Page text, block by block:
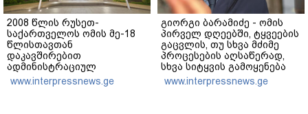
2008 წლის რუსეთ-
საქართველოს ომის მე-18
წლისთავთან
დაკავშირებით
ადმინისტრაციულ
შენობებზე სახელმწიფო
დროშები დაეშვა
www.interpressnews.ge
გიორგი ბარამიძე - ომის
პირველ დღეებში, ტყვეების
გაცვლის, თუ სხვა მძიმე
პროცესების აღსაწერად,
სხვა სიტყვის გამოყენება
აჯობებდა - არასდროს
მითქვამს, რომ ჩვენები
www.interpressnews.ge